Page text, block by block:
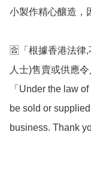
小製作精心釀造，
🈴「根據香港法律
人士)售賣或供應
「Under the law
be sold or